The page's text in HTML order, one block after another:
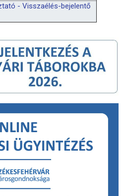
- Visszaélés-bejelentő